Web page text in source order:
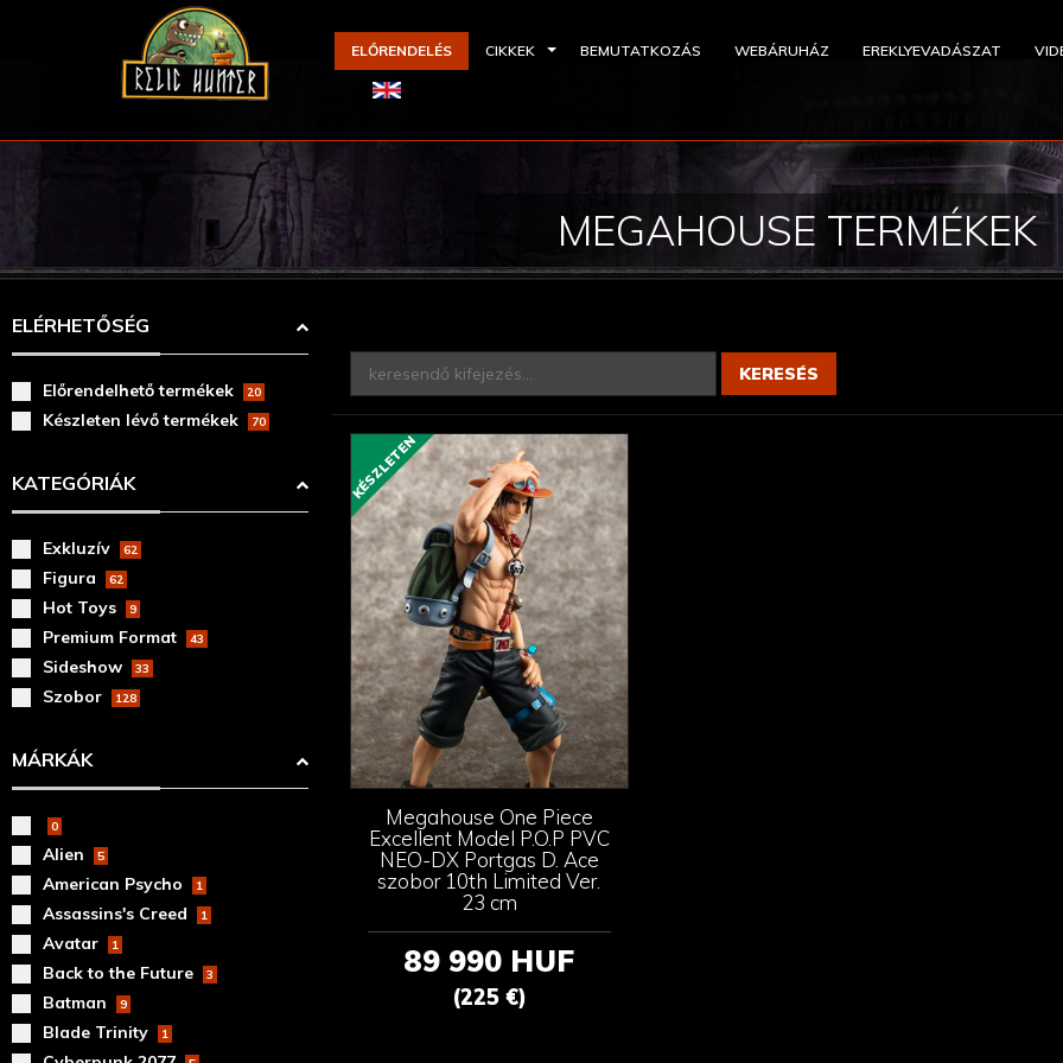
ELŐRENDELÉS CIKKEK BEMUTATKOZÁS WEBÁRUHÁZ EREKLYEVADÁSZAT
MEGAHOUSE TERMÉKEK
ELÉRHETŐSÉG
Előrendelhető termékek 20
Készleten lévő termékek 70
KATEGÓRIÁK
Exkluzív 62
Figura 62
Hot Toys 9
Premium Format 43
Sideshow 33
Szobor 128
MÁRKÁK
0
Alien 5
American Psycho 1
Assassins's Creed 1
Avatar 1
Back to the Future 3
Batman 9
Blade Trinity 1
KERESÉS
Megahouse One Piece
Excellent Model P.O.P PVC
NEO-DX Portgas D. Ace
szobor 10th Limited Ver.
23 cm
89 990 HUF
(225 €)
KÉSZLETEN